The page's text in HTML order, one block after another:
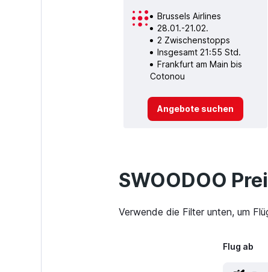
Brussels Airlines
28.01.-21.02.
2 Zwischenstopps
Insgesamt 21:55 Std.
Frankfurt am Main bis
Cotonou
Angebote suchen
SWOODOO
Verwende die Filter unten, um
Flug ab